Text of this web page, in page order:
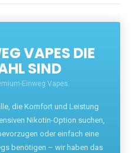
VAPES DIE
SIND
Einweg Vapes.
die Komfort und Leistung
Nikotin-Option suchen,
oder einfach eine
benötigen – wir haben das